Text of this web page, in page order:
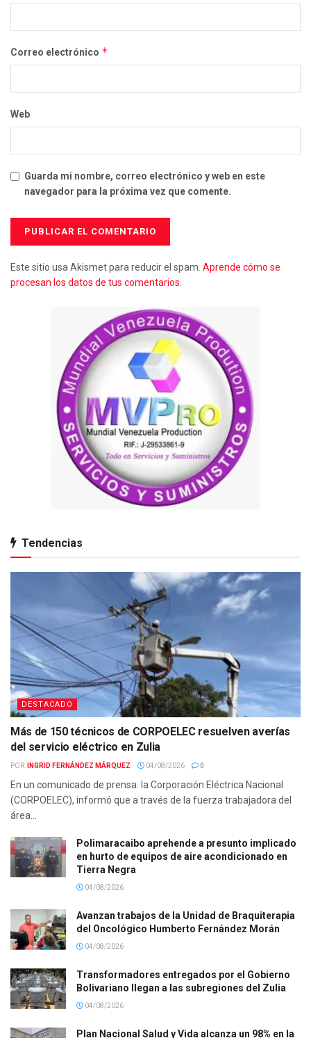
Correo electrónico *
Web
Guarda mi nombre, correo electrónico y web en este
navegador para la próxima vez que comente.
Este sitio usa Akismet para reducir el spam. Aprende cómo se
procesan los datos de tus comentarios.
Tendencias
DESTACADO
Más de 150 técnicos de CORPOELEC resuelven averías
del servicio eléctrico en Zulia
POR: INGRID FERNÁNDEZ MÁRQUEZ 04/08/2026 0
En un comunicado de prensa. la Corporación Eléctrica Nacional
(CORPOELEC), informó que a través de la fuerza trabajadora del
área...
Polimaracaibo aprehende a presunto implicado
en hurto de equipos de aire acondicionado en
Tierra Negra
04/08/2026
Avanzan trabajos de la Unidad de Braquiterapia
del Oncológico Humberto Fernández Morán
04/08/2026
Transformadores entregados por el Gobierno
Bolivariano llegan a las subregiones del Zulia
04/08/2026
Plan Nacional Salud y Vida alcanza un 98% en la